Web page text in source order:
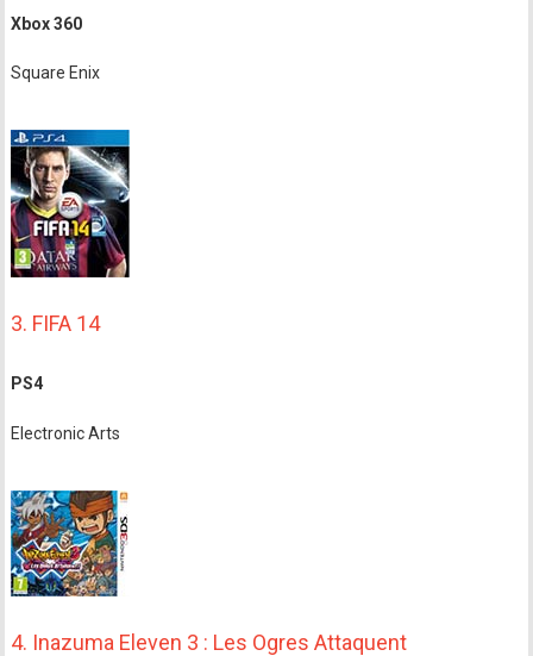
Xbox 360
Square Enix
3. FIFA 14
PS4
Electronic Arts
4. Inazuma Eleven 3 : Les Ogres Attaquent